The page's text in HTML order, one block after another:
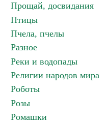
Прощай, досвидания
Птицы
Пчела, пчелы
Разное
Реки и водопады
Религии народов мира
Роботы
Розы
Ромашки